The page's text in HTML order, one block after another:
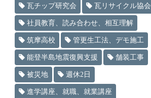
瓦チップ研究会 瓦リサイクル協会
社員教育、読み合わせ、相互理解
筑摩高校 管更生工法、デモ施工
能登半島地震復興支援 舗装工事
被災地 週休2日
進学講座、就職、就業講座